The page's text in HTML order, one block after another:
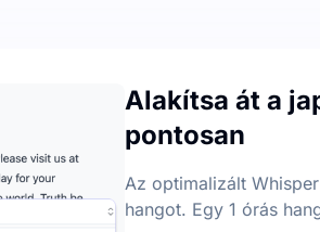
napi 3 fájlkorláttal. Nincs külön
és kulcspontokat
Alakítsa át a
pontosan
Az optimalizált
hangot. Egy 1 órás